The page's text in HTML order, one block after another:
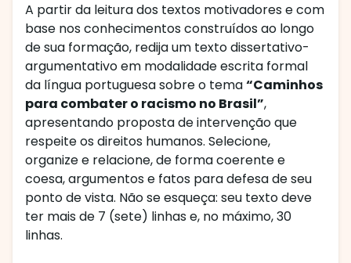
A partir da leitura dos textos motivadores e com
base nos conhecimentos construídos ao longo
de sua formação, redija um texto dissertativo-
argumentativo em modalidade escrita formal
da língua portuguesa sobre o tema“Caminhos
para combater o racismo no Brasil”,
apresentando proposta de intervenção que
respeite os direitos humanos. Selecione,
organize e relacione, de forma coerente e
coesa, argumentos e fatos para defesa de seu
ponto de vista. Não se esqueça: seu texto deve
ter mais de 7 (sete) linhas e, no máximo, 30
linhas.